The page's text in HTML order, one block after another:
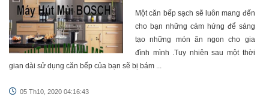
Một căn bếp sạch sẽ luôn mang đến
cho bạn những cảm hứng để sáng
tạo những món ăn ngon cho gia
đình mình .Tuy nhiên sau một thời
gian dài sử dụng căn bếp của bạn sẽ bị bám ...
05 Th10, 2020 04:16:43